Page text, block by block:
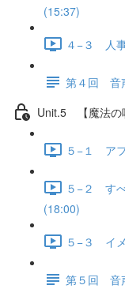
(15:37)
４−３ 人
第４回 音
Unit.5 【魔法の
５−１ ア
５−２ す
(18:00)
５−３ イ
第５回 音